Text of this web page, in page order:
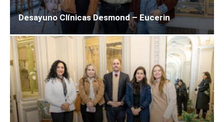
Desayuno Clínicas Desmond – Eucerin